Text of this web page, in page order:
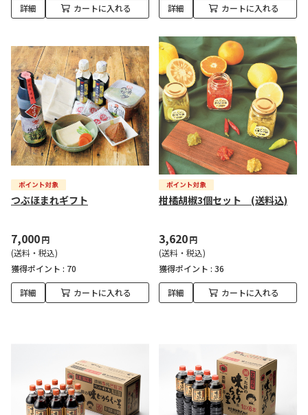
詳細 カートに入れる 詳細 カートに入れる
つぶほまれギフト
7,000円
(送料・税込)
獲得ポイント : 70
詳細 カートに入れる
柑橘胡椒3個セット (送料込)
3,620円
(送料・税込)
獲得ポイント : 36
詳細 カートに入れる